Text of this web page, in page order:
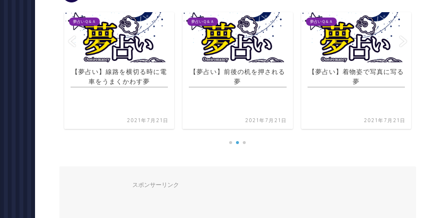
夢占いＱ＆Ａ
【夢占い】線路を横切る時に電
車をうまくかわす夢
2021年7月21日
夢占いＱ＆Ａ
【夢占い】前後の机を押される
夢
2021年7月21日
夢占いＱ＆Ａ
【夢占い】着物姿で写真に写る
夢
2021年7月21日
スポンサーリンク